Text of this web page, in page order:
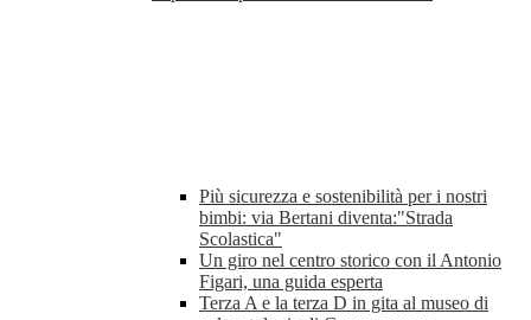
Più sicurezza e sostenibilità per i nostri
bimbi: via Bertani diventa:"Strada
Scolastica"
Un giro nel centro storico con il Antonio
Figari, una guida esperta
Terza A e la terza D in gita al museo di